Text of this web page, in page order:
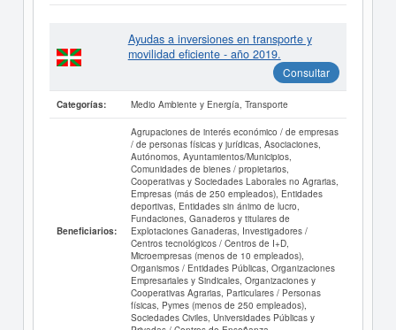
Ayudas a inversiones en transporte y
movilidad eficiente - año 2019.
Consultar
Categorías: Medio Ambiente y Energía, Transporte
Beneficiarios:
Agrupaciones de interés económico / de empresas
/ de personas físicas y jurídicas, Asociaciones,
Autónomos, Ayuntamientos/Municipios,
Comunidades de bienes / propietarios,
Cooperativas y Sociedades Laborales no Agrarias,
Empresas (más de 250 empleados), Entidades
deportivas, Entidades sin ánimo de lucro,
Fundaciones, Ganaderos y titulares de
Explotaciones Ganaderas, Investigadores /
Centros tecnológicos / Centros de I+D,
Microempresas (menos de 10 empleados),
Organismos / Entidades Públicas, Organizaciones
Empresariales y Sindicales, Organizaciones y
Cooperativas Agrarias, Particulares / Personas
físicas, Pymes (menos de 250 empleados),
Sociedades Civiles, Universidades Públicas y